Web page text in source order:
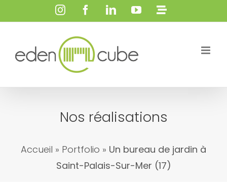
InstagramFacebookLinkedInYouTube
Nos réalisations
Accueil » Portfolio » Un bureau de jardin à
Saint-Palais-Sur-Mer (17)